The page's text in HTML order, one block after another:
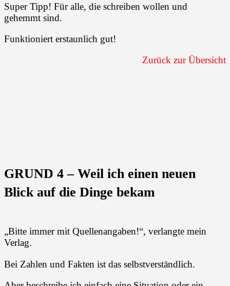
Super Tipp! Für alle, die schreiben wollen und
gehemmt sind.
Funktioniert erstaunlich gut!
Zurück zur Übersicht
GRUND 4 – Weil ich einen neuen
Blick auf die Dinge bekam
„Bitte immer mit Quellenangaben!“, verlangte mein
Verlag.
Bei Zahlen und Fakten ist das selbstverständlich.